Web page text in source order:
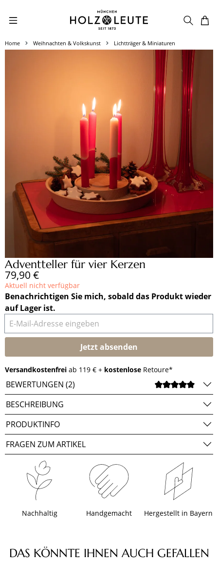
Zum Hauptinhalt springen
Home Weihnachten & Volkskunst Lichtträger & Miniaturen
Adventteller für vier Kerzen
Regulärer Preis:
79,90 €
Aktuell nicht verfügbar
Benachrichtigen Sie mich, sobald das Produkt wieder
auf Lager ist.
E-Mail-Adresse eingeben
Jetzt absenden
Versandkostenfrei ab 119 € + kostenlose Retoure*
BEWERTUNGEN (2)
BESCHREIBUNG
PRODUKTINFO
FRAGEN ZUM ARTIKEL
Nachhaltig Handgemacht Hergestellt in Bayern
Produktgalerie überspringen
DAS KÖNNTE IHNEN AUCH GEFALLEN